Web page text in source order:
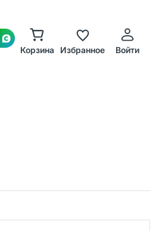
Корзина Избранное Войти